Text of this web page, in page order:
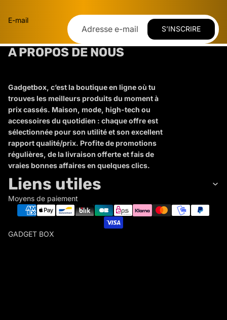
E-mail
S’INSCRIRE
A PROPOS DE NOUS
Gadgetbox, c’est la boutique en ligne où tu
trouves les meilleurs produits du moment à
prix cassés. Maison, mode, high-tech ou
accessoires du quotidien : chaque offre est
sélectionnée pour son utilité et son excellent
rapport qualité/prix. Profite de promotions
régulières, de la livraison offerte et fais de
vraies bonnes affaires en quelques clics.
Liens utiles
Moyens de paiement
GADGET BOX